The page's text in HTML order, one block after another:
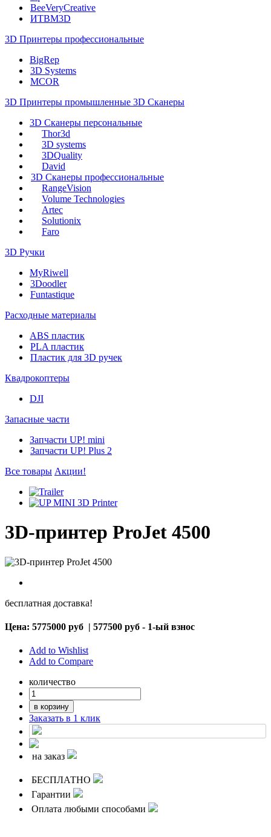
BeeVeryCreative
ИТВМ3D
3D Принтеры профессиональные
BigRep
3D Systems
MCOR
3D Принтеры промышленные 3D Сканеры
3D Сканеры персональные
Thor3d
3D systems
3DQuality
David
3D Сканеры профессиональные
RangeVision
Volume Technologies
Artec
Solutionix
Faro
3D Ручки
MyRiwell
3Doodler
Funtastique
Расходные материалы
ABS пластик
PLA пластик
Пластик для 3D ручек
Квадрокоптеры
DJI
Запасные части
Запчасти UP! mini
Запчасти UP! Plus 2
Все товары Акции!
3D-принтер ProJet 4500
бесплатная доставка!
Цена: 5775000 руб | 577500 руб - 1-ый взнос
Add to Wishlist
Add to Compare
количество
в корзину
Заказать в 1 клик
на заказ
БЕСПЛАТНО
Гарантии
Оплата любыми способами